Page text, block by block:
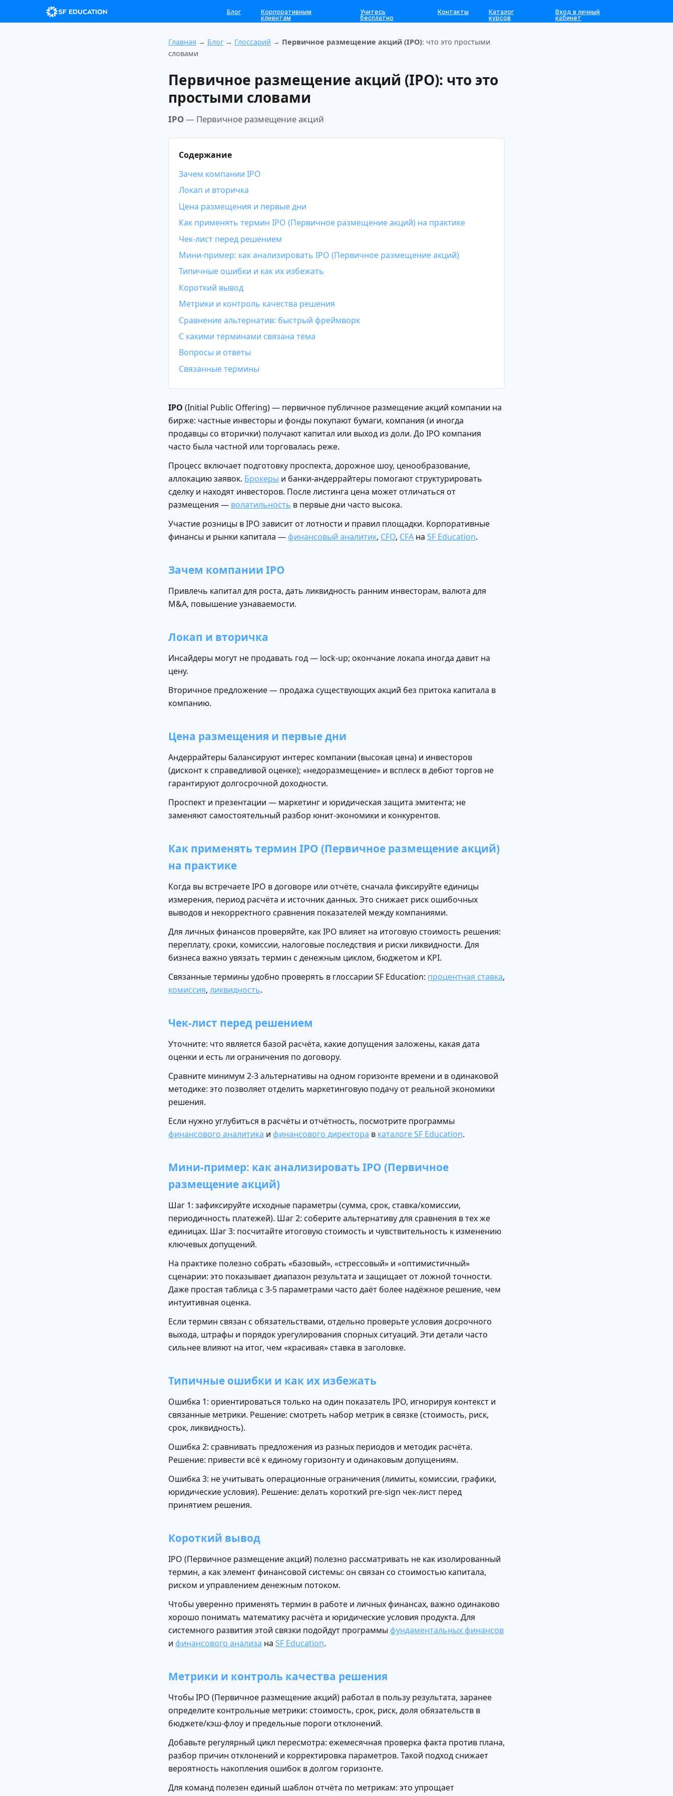
Блог
Каталог
курсов
Вход в личный
кабинет
Контакты
Корпоративным
клиентам
Учитесь
бесплатно
Главная → Блог → Глоссарий → Первичное размещение акций (IPO): что это простыми
словами
Первичное размещение акций (IPO): что это
простыми словами
IPO— Первичное размещение акций
Содержание
Зачем компании IPO
Локап и вторичка
Цена размещения и первые дни
Как применять термин IPO (Первичное размещение акций) на практике
Чек-лист перед решением
Мини-пример: как анализировать IPO (Первичное размещение акций)
Типичные ошибки и как их избежать
Короткий вывод
Метрики и контроль качества решения
Сравнение альтернатив: быстрый фреймворк
С какими терминами связана тема
Вопросы и ответы
Связанные термины
IPO (Initial Public Offering) — первичное публичное размещение акций компании на
бирже: частные инвесторы и фонды покупают бумаги, компания (и иногда
продавцы со вторички) получают капитал или выход из доли. До IPO компания
часто была частной или торговалась реже.
Процесс включает подготовку проспекта, дорожное шоу, ценообразование,
аллокацию заявок. Брокеры и банки-андеррайтеры помогают структурировать
сделку и находят инвесторов. После листинга цена может отличаться от
размещения — волатильность в первые дни часто высока.
Участие розницы в IPO зависит от лотности и правил площадки. Корпоративные
финансы и рынки капитала — финансовый аналитик, CFO, CFA на SF Education.
Зачем компании IPO
Привлечь капитал для роста, дать ликвидность ранним инвесторам, валюта для
M&A, повышение узнаваемости.
Локап и вторичка
Инсайдеры могут не продавать год — lock-up; окончание локапа иногда давит на
цену.
Вторичное предложение — продажа существующих акций без притока капитала в
компанию.
Цена размещения и первые дни
Андеррайтеры балансируют интерес компании (высокая цена) и инвесторов
(дисконт к справедливой оценке); «недоразмещение» и всплеск в дебют торгов не
гарантируют долгосрочной доходности.
Проспект и презентации — маркетинг и юридическая защита эмитента; не
заменяют самостоятельный разбор юнит-экономики и конкурентов.
Как применять термин IPO (Первичное размещение акций)
на практике
Когда вы встречаете IPO в договоре или отчёте, сначала фиксируйте единицы
измерения, период расчёта и источник данных. Это снижает риск ошибочных
выводов и некорректного сравнения показателей между компаниями.
Для личных финансов проверяйте, как IPO влияет на итоговую стоимость решения:
переплату, сроки, комиссии, налоговые последствия и риски ликвидности. Для
бизнеса важно увязать термин с денежным циклом, бюджетом и KPI.
Связанные термины удобно проверять в глоссарии SF Education: процентная ставка,
комиссия, ликвидность.
Чек-лист перед решением
Уточните: что является базой расчёта, какие допущения заложены, какая дата
оценки и есть ли ограничения по договору.
Сравните минимум 2-3 альтернативы на одном горизонте времени и в одинаковой
методике: это позволяет отделить маркетинговую подачу от реальной экономики
решения.
Если нужно углубиться в расчёты и отчётность, посмотрите программы
финансового аналитика и финансового директора в каталоге SF Education.
Мини-пример: как анализировать IPO (Первичное
размещение акций)
Шаг 1: зафиксируйте исходные параметры (сумма, срок, ставка/комиссии,
периодичность платежей). Шаг 2: соберите альтернативу для сравнения в тех же
единицах. Шаг 3: посчитайте итоговую стоимость и чувствительность к изменению
ключевых допущений.
На практике полезно собрать «базовый», «стрессовый» и «оптимистичный»
сценарии: это показывает диапазон результата и защищает от ложной точности.
Даже простая таблица с 3-5 параметрами часто даёт более надёжное решение, чем
интуитивная оценка.
Если термин связан с обязательствами, отдельно проверьте условия досрочного
выхода, штрафы и порядок урегулирования спорных ситуаций. Эти детали часто
сильнее влияют на итог, чем «красивая» ставка в заголовке.
Типичные ошибки и как их избежать
Ошибка 1: ориентироваться только на один показатель IPO, игнорируя контекст и
связанные метрики. Решение: смотреть набор метрик в связке (стоимость, риск,
срок, ликвидность).
Ошибка 2: сравнивать предложения из разных периодов и методик расчёта.
Решение: привести всё к единому горизонту и одинаковым допущениям.
Ошибка 3: не учитывать операционные ограничения (лимиты, комиссии, графики,
юридические условия). Решение: делать короткий pre-sign чек-лист перед
принятием решения.
Короткий вывод
IPO (Первичное размещение акций) полезно рассматривать не как изолированный
термин, а как элемент финансовой системы: он связан со стоимостью капитала,
риском и управлением денежным потоком.
Чтобы уверенно применять термин в работе и личных финансах, важно одинаково
хорошо понимать математику расчёта и юридические условия продукта. Для
системного развития этой связки подойдут программы фундаментальных финансов
и финансового анализа на SF Education.
Метрики и контроль качества решения
Чтобы IPO (Первичное размещение акций) работал в пользу результата, заранее
определите контрольные метрики: стоимость, срок, риск, доля обязательств в
бюджете/кэш-флоу и предельные пороги отклонений.
Добавьте регулярный цикл пересмотра: ежемесячная проверка факта против плана,
разбор причин отклонений и корректировка параметров. Такой подход снижает
вероятность накопления ошибок в долгом горизонте.
Для команд полезен единый шаблон отчёта по метрикам: это упрощает